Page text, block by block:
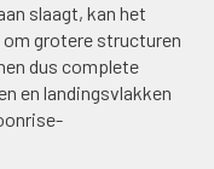
slaagt, kan het
grotere structuren
dus complete
en landingsvlakken